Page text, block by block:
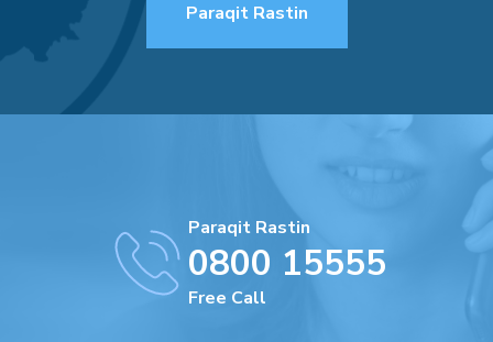
Paraqit Rastin
Paraqit Rastin
0800 15555
Free Call